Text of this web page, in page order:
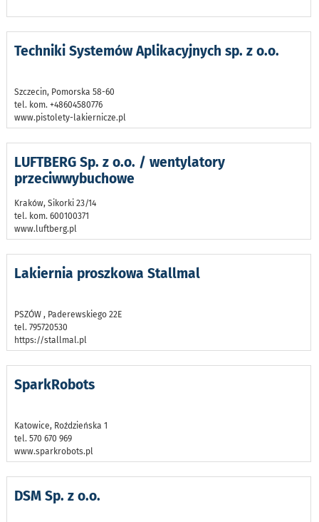
Techniki Systemów Aplikacyjnych sp. z o.o.
Szczecin, Pomorska 58-60
tel. kom. +48604580776
www.pistolety-lakiernicze.pl
LUFTBERG Sp. z o.o. / wentylatory
przeciwwybuchowe
Kraków, Sikorki 23/14
tel. kom. 600100371
www.luftberg.pl
Lakiernia proszkowa Stallmal
PSZÓW , Paderewskiego 22E
tel. 795720530
https://stallmal.pl
SparkRobots
Katowice, Roździeńska 1
tel. 570 670 969
www.sparkrobots.pl
DSM Sp. z o.o.